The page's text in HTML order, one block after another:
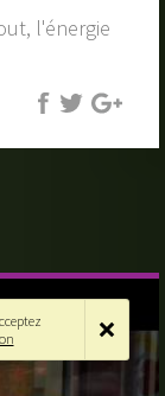
l'énergie